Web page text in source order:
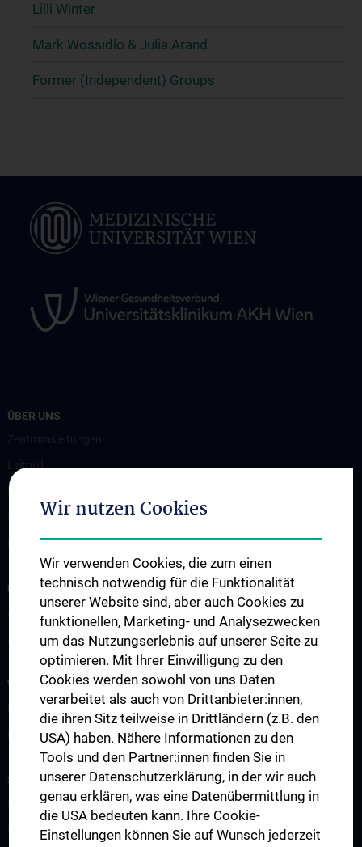
Lilli Winter
Mark Wossidlo & Julia Arand
Former (Independent) Groups
ÜBER UNS
Leitbild
Wie Sie uns finden
Events
UNSERE ABTEILUNGEN
Abteilung für Zell- und Entwicklungsbiologie
WISSENSCHAFT & FORSCHUNG
Forschung an der Abteilung für Anatomie
Forschung an der Abteilung für Zellbiologie
STUDIUM, AUS- UND WEITERBILDUNG
Lehre an der Abteilung für Anatomie
Lehre der Abteilung für Zell- und Entwicklungsbiologie
Wir nutzen Cookies
Wir verwenden Cookies, die zum einen
technisch notwendig für die Funktionalität
unserer Website sind, aber auch Cookies zu
funktionellen, Marketing- und Analysezwecken
um das Nutzungserlebnis auf unserer Seite zu
optimieren. Mit Ihrer Einwilligung zu den
Cookies werden sowohl von uns Daten
verarbeitet als auch von Drittanbieter:innen,
die ihren Sitz teilweise in Drittländern (z.B. den
USA) haben. Nähere Informationen zu den
Tools und den Partner:innen finden Sie in
unserer Datenschutzerklärung, in der wir auch
genau erklären, was eine Datenübermittlung in
die USA bedeuten kann. Ihre Cookie-
Einstellungen können Sie auf Wunsch jederzeit